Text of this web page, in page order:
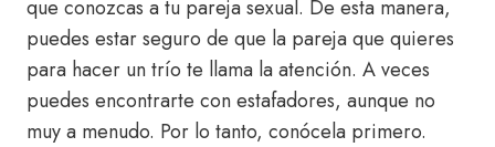
que conozcas a tu pareja sexual. De esta manera,
puedes estar seguro de que la pareja que quieres
para hacer un trío te llama la atención. A veces
puedes encontrarte con estafadores, aunque no
muy a menudo. Por lo tanto, conócela primero.